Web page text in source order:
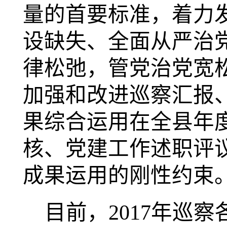
量的首要标准，着力
设缺失、全面从严治
律松弛，管党治党宽
加强和改进巡察汇报
果综合运用在全县年
核、党建工作述职评
成果运用的刚性约束
目前，2017年巡